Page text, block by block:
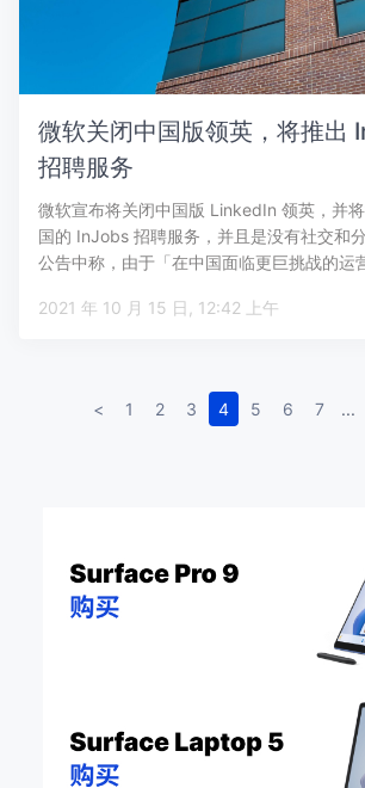
微软关闭中国版领英，将推出
招聘服务
微软宣布将关闭中国版 LinkedIn 领英，并
国的 InJobs 招聘服务，并且是没有社交和
公告中称，由于「在中国面临更巨挑战的运
2021 年 10 月 15 日, 12:42 上午
< 1 2 3 4 5 6 7 ...